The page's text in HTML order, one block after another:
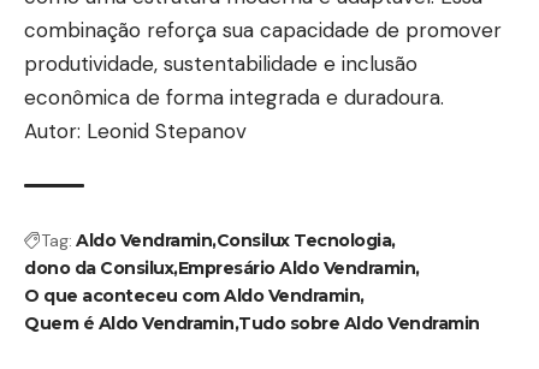
combinação reforça sua capacidade de promover
produtividade, sustentabilidade e inclusão
econômica de forma integrada e duradoura.
Autor: Leonid Stepanov
Tag: Aldo VendraminConsilux Tecnologia
dono da ConsiluxEmpresário Aldo Vendramin
O que aconteceu com Aldo Vendramin
Quem é Aldo Vendramin Tudo sobre Aldo Vendramin